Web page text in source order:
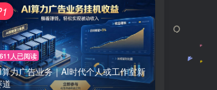
人已阅读
力广告业务｜AI时代个人或工作室新
道